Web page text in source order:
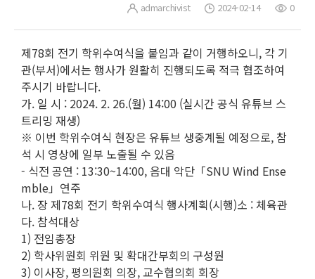
admarchivist 2024-02-14 0
제78회 전기 학위수여식을 붙임과 같이 거행하오니, 각 기
관(부서)에서는 행사가 원활히 진행되도록 적극 협조하여
주시기 바랍니다.
가. 일 시 : 2024. 2. 26.(월) 14:00 (실시간 공식 유튜브 스
트리밍 재생)
※ 이번 학위수여식 현장은 유튜브 생중계될 예정으로, 참
석 시 영상에 일부 노출될 수 있음
- 식전 공연 : 13:30~14:00, 음대 악단「SNU Wind Ense
mble」연주
나. 장 제78회 전기 학위수여식 행사계획(시행)소 : 체육관
다. 참석대상
1) 전임총장
2) 학사위원회 위원 및 확대간부회의 구성원
3) 이사장, 평의원회 의장, 교수협의회 회장